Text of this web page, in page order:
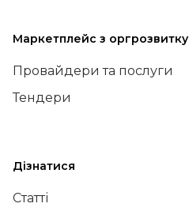
Маркетплейс з оргрозвитку
Провайдери та послуги
Тендери
Дізнатися
Статті